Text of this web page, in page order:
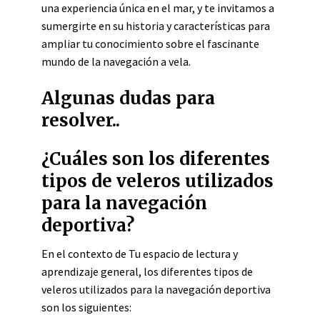
una experiencia única en el mar, y te invitamos a
sumergirte en su historia y características para
ampliar tu conocimiento sobre el fascinante
mundo de la navegación a vela.
Algunas dudas para
resolver..
¿Cuáles son los diferentes
tipos de veleros utilizados
para la navegación
deportiva?
En el contexto de Tu espacio de lectura y
aprendizaje general, los diferentes tipos de
veleros utilizados para la navegación deportiva
son los siguientes: